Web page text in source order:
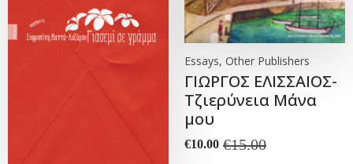
Essays, Other Publishers
ΓΙΩΡΓΟΣ ΕΛΙΣΣΑΙΟΣ-
Τζιερύνεια Μάνα
μου
€15.00
Original
€10.00
Current